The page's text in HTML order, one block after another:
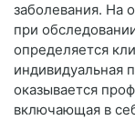
заболевания. На
при
определяется
индивидуальная
оказывается
включающая в